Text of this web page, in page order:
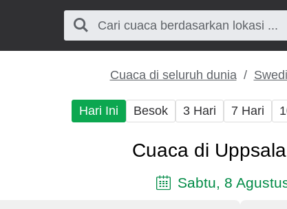
Cuaca di seluruh dunia
Hari Ini Besok 3 Hari 7 Hari
Cuaca di
Sabtu, 8